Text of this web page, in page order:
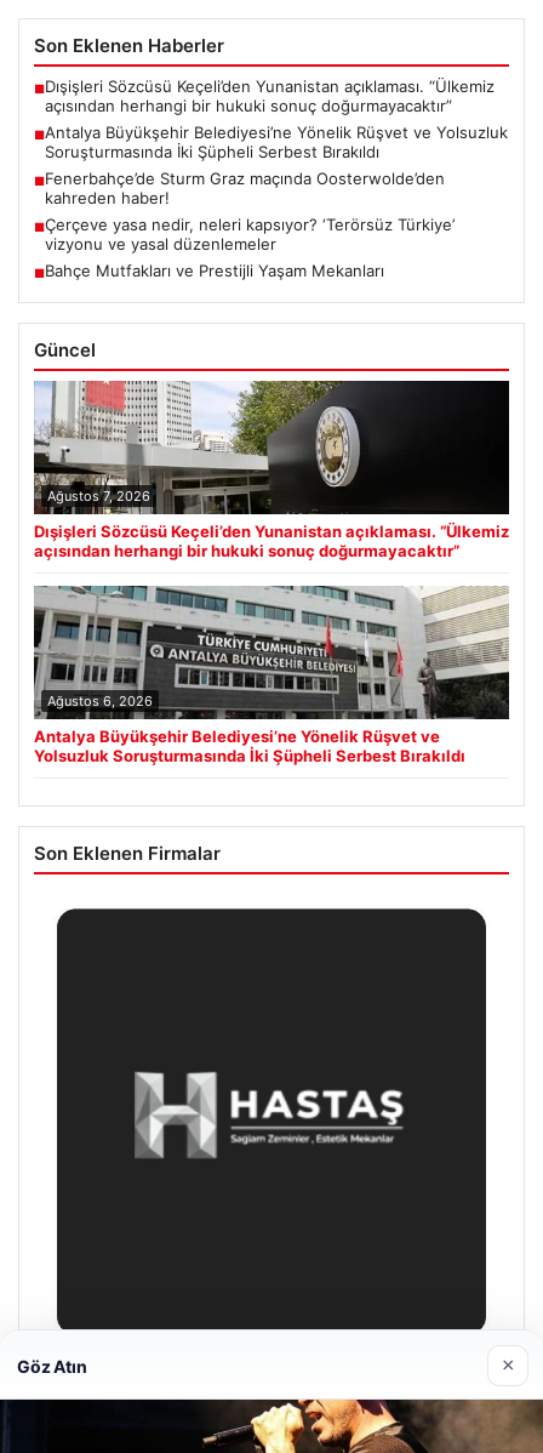
Son Eklenen Haberler
■Dışişleri Sözcüsü Keçeli’den Yunanistan açıklaması. “Ülkemiz
açısından herhangi bir hukuki sonuç doğurmayacaktır”
■Antalya Büyükşehir Belediyesi’ne Yönelik Rüşvet ve Yolsuzluk
Soruşturmasında İki Şüpheli Serbest Bırakıldı
■Fenerbahçe’de Sturm Graz maçında Oosterwolde’den
kahreden haber!
■Çerçeve yasa nedir, neleri kapsıyor? ‘Terörsüz Türkiye’
vizyonu ve yasal düzenlemeler
■Bahçe Mutfakları ve Prestijli Yaşam Mekanları
Güncel
Ağustos 7, 2026
Dışişleri Sözcüsü Keçeli’den Yunanistan açıklaması. “Ülkemiz
açısından herhangi bir hukuki sonuç doğurmayacaktır”
Ağustos 6, 2026
Antalya Büyükşehir Belediyesi’ne Yönelik Rüşvet ve
Yolsuzluk Soruşturmasında İki Şüpheli Serbest Bırakıldı
Son Eklenen Firmalar
Göz Atın ×